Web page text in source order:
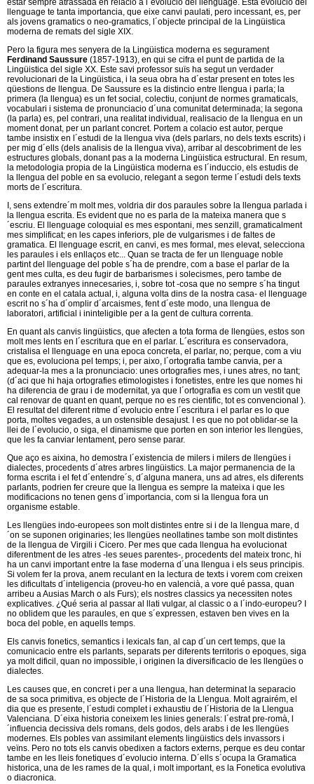
estar sempre atrassada en relacio a l´evolucio del llenguage. Esta evolucio del
llenguage te tanta importancia, que eixe canvi paulati, pero incessant, es, per
als jovens gramatics o neo-gramatics, l´objecte principal de la Lingüistica
moderna de remats del sigle XIX.
Pero la figura mes senyera de la Lingüistica moderna es segurament
Ferdinand Saussure (1857-1913), en qui se cifra el punt de partida de la
Lingüistica del sigle XX. Este savi professor suïs ha segut un verdader
revolucionari de la Lingüistica, i la seua obra ha d´estar present en totes les
qüestions de llengua. De Saussure es la distincio entre llengua i parla; la
primera (la llengua) es un fet social, colectiu, conjunt de normes gramaticals,
vocabulari i sistema de pronunciacio d´una comunitat determinada; la segona
(la parla) es, pel contrari, una realitat individual, realisacio de la llengua en un
moment donat, per un parlant concret. Portem a colacio est autor, perque
tambe insistix en l´estudi de la llengua viva (dels parlars, no dels texts escrits) i
per mig d´ells (dels analisis de la llengua viva), arribar al descobriment de les
estructures globals, donant pas a la moderna Lingüistica estructural. En resum,
la metodologia propia de la Lingüistica moderna es l´induccio, els estudis de
la llengua del poble en sa evolucio, relegant a segon terme l´estudi dels texts
morts de l´escritura.
I, sens extendre´m molt mes, voldria dir dos paraules sobre la llengua parlada i
la llengua escrita. Es evident que no es parla de la mateixa manera que s
´escriu. El llenguage coloquial es mes espontani, mes senzill, gramaticalment
mes simplificat; en les capes inferiors, ple de vulgarismes i de faltes de
gramatica. El llenguage escrit, en canvi, es mes formal, mes elevat, selecciona
les paraules i els enllaços etc... Quan se tracta de fer un llenguage noble
partint del llenguage del poble s´ha de prendre, com a base el parlar de la
gent mes culta, es deu fugir de barbarismes i solecismes, pero tambe de
paraules extranyes innecesaries, i, sobre tot -cosa que no sempre s´ha tingut
en conte en el catala actual, i, alguna volta dins de la nostra casa- el llenguage
escrit no s´ha d´omplir d´arcaismes, fent d´este modo, una llengua de
laboratori, artificial i ininteligible per a la gent de cultura correnta.
En quant als canvis lingüistics, que afecten a tota forma de llengües, estos son
molt mes lents en l´escritura que en el parlar. L´escritura es conservadora,
cristalisa el llenguage en una epoca concreta, el parlar, no; perque, com a viu
que es, evoluciona pel temps; i, per aixo, l´ortografia tambe canvia, per a
adequar-la mes a la pronunciacio: unes ortografies mes, i unes atres, no tant;
(d´aci que hi haja ortografies etimologistes i fonetistes, entre les que nomes hi
ha diferencia de grau i de modernitat, ya que l´ortografia es com un vestit que
cal renovar de quant en quant, perque no es res cientific, tot es convencional ).
El resultat del diferent ritme d´evolucio entre l´escritura i el parlar es lo que
porta, moltes vegades, a un ostensible desajust. I es que no pot oblidar-se la
llei de l´evolucio, o siga, el dinamisme que porten en son interior les llengües,
que les fa canviar lentament, pero sense parar.
Que aço es aixina, ho demostra l´existencia de milers i milers de llengües i
dialectes, procedents d´atres arbres lingüistics. La major permanencia de la
forma escrita i el fet d´entendre´s, d´alguna manera, uns ad atres, els diferents
parlants, podrien fer creure que la llengua es sempre la mateixa i que les
modificacions no tenen gens d´importancia, com si la llengua fora un
organisme estable.
Les llengües indo-europees son molt distintes entre si i de la llengua mare, d
´on se suponen originaries; les llengües neollatines tambe son molt distintes
de la llengua de Virgili i Cicero. Per mes que cada llengua ha evolucionat
diferentment de les atres -les seues parentes-, procedents del mateix tronc, hi
ha un canvi important entre la fase moderna d´una llengua i els seus principis.
Si volem fer la prova, anem reculant en la lectura de texts i vorem com creixen
les dificultats d´inteligencia (proveu-ho en valencià, a vore qué passa, quan
arribeu a Ausias March o als Furs); els nostres classics ya necessiten notes
explicatives. ¿Qué seria al passar al llati vulgar, al classic o a l´indo-europeu? I
no oblidem que les paraules, en que s´expressen, estaven ben vives en la
boca del poble, en aquells temps.
Els canvis fonetics, semantics i lexicals fan, al cap d´un cert temps, que la
comunicacio entre els parlants, separats per diferents territoris o epoques, siga
ya molt dificil, quan no impossible, i originen la diversificacio de les llengües o
dialectes.
Les causes que, en concret i per a una llengua, han determinat la separacio
de sa soca primitiva, es objecte de l´Historia de la Llengua. Molt agrairém, el
dia que es presente, l´estudi complet i exhaustiu de l´Historia de la Llengua
Valenciana. D´eixa historia coneixem les linies generals: l´estrat pre-romà, l
´influencia decissiva dels romans, dels godos, dels arabs i de les llengües
modernes. Els pobles van assimilant elements lingüistics dels invassors i
veïns. Pero no tots els canvis obedixen a factors externs, perque es deu contar
tambe en les lleis fonetiques d´evolucio interna. D´ells s´ocupa la Gramatica
historica, una de les rames de la qual, i molt important, es la Fonetica evolutiva
o diacronica.